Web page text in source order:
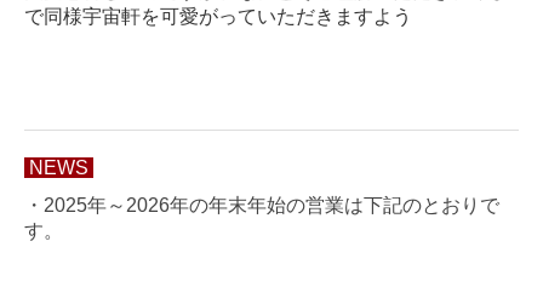
で同様宇宙軒を可愛がっていただきますよう
NEWS
・2025年～2026年の年末年始の営業は下記のとおりで
す。